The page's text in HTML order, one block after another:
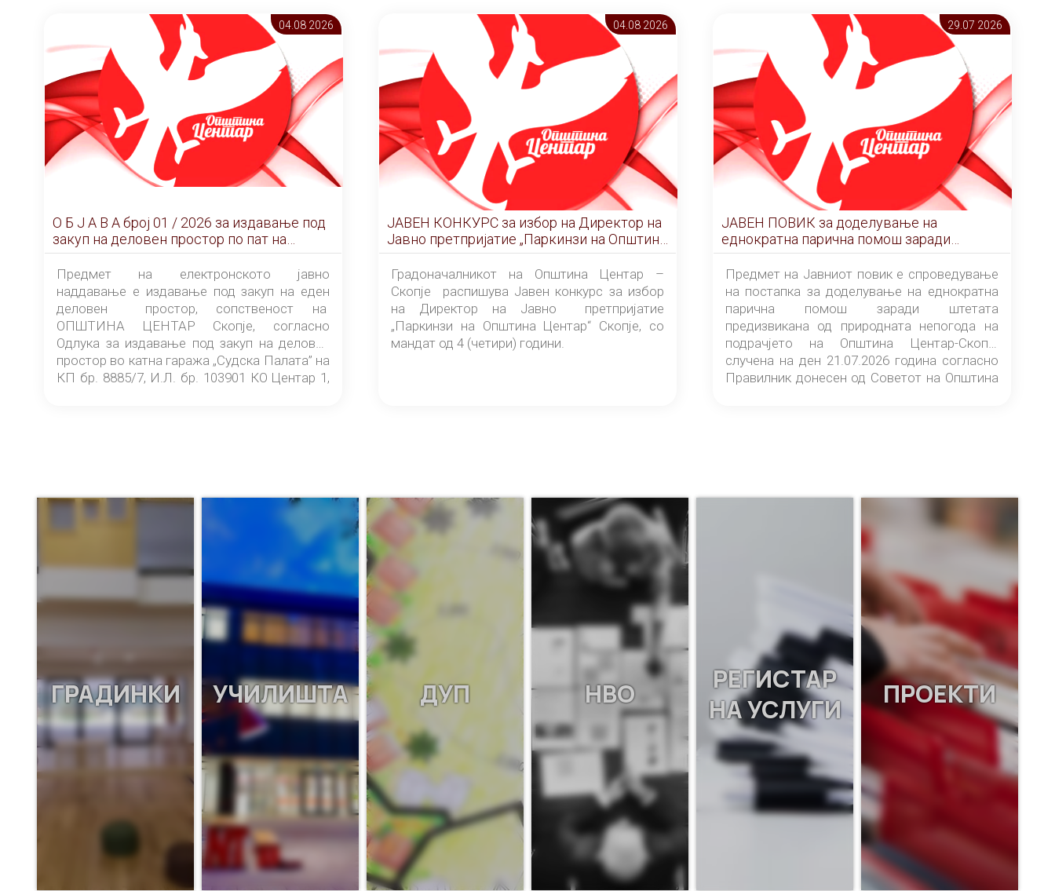
04.08 2026
О Б Ј А В А брoj 01 / 2026 за издавање под
закуп на деловен простор по пат на
ЕЛЕКТРОНСКО ЈАВНО НАДДАВАЊЕ
Предмет на електронското јавно
наддавање е издавање под закуп на еден
деловен простор, сопственост на
ОПШТИНА ЦЕНТАР Скопје, согласно
Одлука за издавање под закуп на деловен
простор во катна гаража „Судска Палата” на
КП бр. 8885/7, И.Л. бр. 103901 КО Центар 1,
понудувач.
04.08 2026
ЈАВЕН КОНКУРС за избор на Директор на
Јавно претпријатие „Паркинзи на Општина
Центар“ – Скопје
Градоначалникот на Општина Центар –
Скопје распишува Јавен конкурс за избор
на Директор на Јавно претпријатие
„Паркинзи на Општина Центар“ Скопје, со
мандат од 4 (четири) години.
29.07 2026
ЈАВЕН ПОВИК за доделување на
еднократна парична помош заради
штетата предизвикана од природната
непогода на подрачјето на Општина
Центар-Скопје случена на ден 21.07.2026
година
Предмет на Јавниот повик е спроведување
на постапка за доделување на еднократна
парична помош заради штетата
предизвикана од природната непогода на
подрачјето на Општина Центар-Скопје
случена на ден 21.07.2026 година согласно
Правилник донесен од Советот на Општина
ГРАДИНКИ УЧИЛИШТА ДУП НВО
РЕГИСТАР
НА УСЛУГИ
ПРОЕКТИ